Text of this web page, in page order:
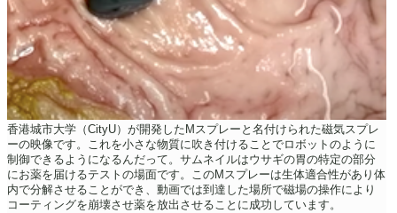
香港城市大学（CityU）が開発したMスプレーと名付けられた磁気スプレ
ーの映像です。これを小さな物質に吹き付けることでロボットのように
制御できるようになるんだって。サムネイルはウサギの胃の特定の部分
にお薬を届けるテストの場面です。このMスプレーは生体適合性があり体
内で分解させることができ、動画では到達した場所で磁場の操作により
コーティングを崩壊させ薬を放出させることに成功しています。